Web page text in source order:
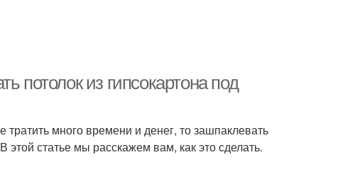
потолок из гипсокартона под
много времени и денег, то зашпаклевать
этой статье мы расскажем вам, как это сделать.